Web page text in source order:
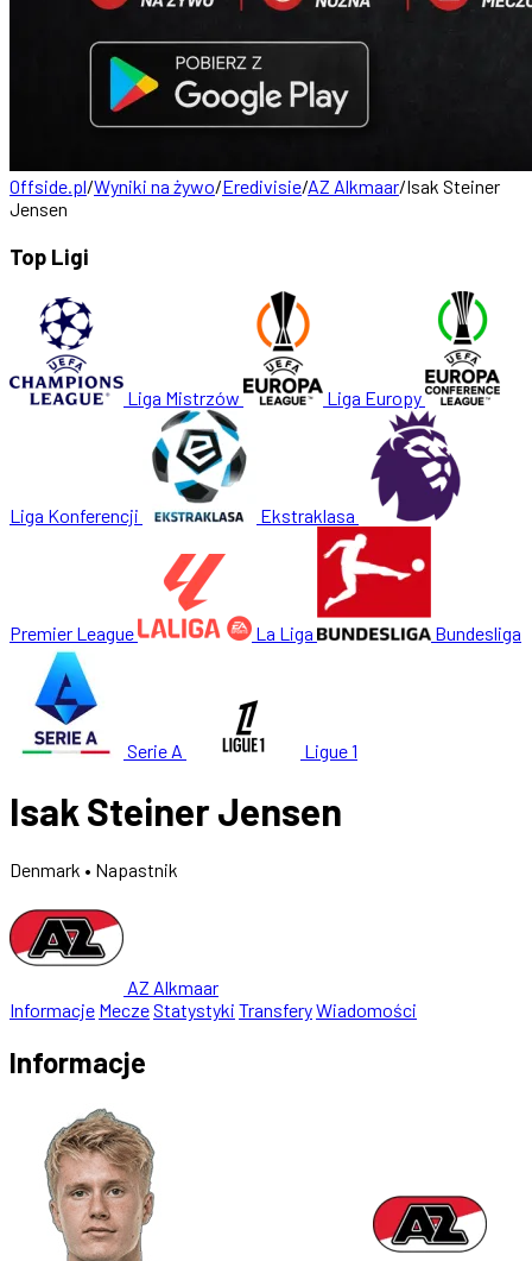
Offside.pl/Wyniki na żywo/Eredivisie/AZ Alkmaar/Isak Steiner
Jensen
Top Ligi
Liga Mistrzów Liga Europy
Liga Konferencji Ekstraklasa
Premier League La Liga Bundesliga
Serie A Ligue 1
Isak Steiner Jensen
Denmark • Napastnik
AZ Alkmaar
Informacje MeczeStatystyki TransferyWiadomości
Informacje